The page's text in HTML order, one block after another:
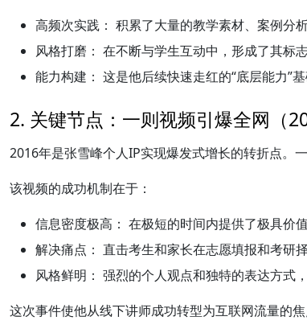
高频次实践： 积累了大量的教学素材、案例分
风格打磨： 在不断与学生互动中，形成了其标
能力构建： 这是他后续快速走红的“底层能力”
2. 关键节点：一则视频引爆全网（
2016年是张雪峰个人IP实现爆发式增长的转折点。
该视频的成功机制在于：
信息密度极高： 在极短的时间内提供了极具价
解决痛点： 直击考生和家长在志愿填报和考研
风格鲜明： 强烈的个人观点和独特的表达方式
这次事件使他从线下讲师成功转型为互联网流量的焦